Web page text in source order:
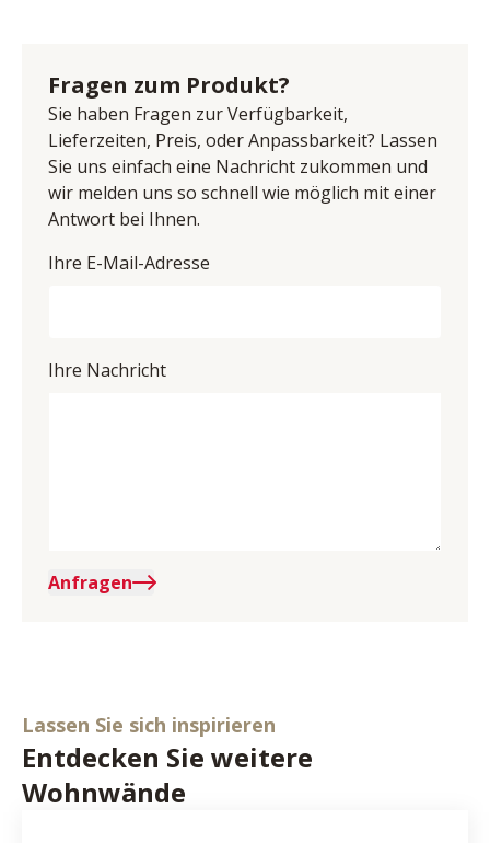
Nachbildung, Metallgriffe eingefräst Edelstahloptikl,
Türen & Schubkästen gedämpft, bestehend aus:
Vitrine, 1-türig mit Glas, BHT ca. 64/201/39 cm
TV-Element, 1 Schubkasten, 2 Fächer, BHT ca.
124/51/52 cm
Wandboard, 1 Paneel, 1 Boden, BHT ca. 124/24/23 cm
94/136/39 cm
E-Mail-Adresse: steinhage@mca-furniture.de
UID (Umsatzsteuer-Identifikationsnummer): DE
814860209
Fragen zum Produkt?
Sie haben Fragen zur Verfügbarkeit,
Lieferzeiten, Preis, oder Anpassbarkeit? Lassen
Sie uns einfach eine Nachricht zukommen und
wir melden uns so schnell wie möglich mit einer
Antwort bei Ihnen.
Ihre E-Mail-Adresse
Ihre Nachricht
Anfragen
Lassen Sie sich inspirieren
Entdecken Sie weitere
Wohnwände